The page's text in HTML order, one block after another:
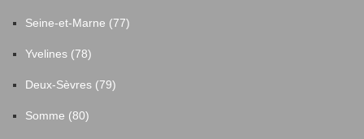
Seine-et-Marne (77)
Yvelines (78)
Deux-Sèvres (79)
Somme (80)